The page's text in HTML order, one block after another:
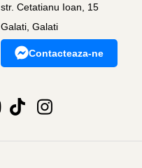
str. Cetatianu Ioan, 15
Galati, Galati
Contacteaza-ne